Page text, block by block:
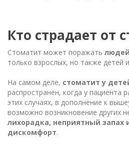
Кто страдает от
Стоматит может поражать
только взрослых, но также детей
На самом деле, стоматит у
распространен, когда у пациента
этих случаях, в дополнение к
возможно возникновение других
лихорадка, неприятный запах
дискомфорт.